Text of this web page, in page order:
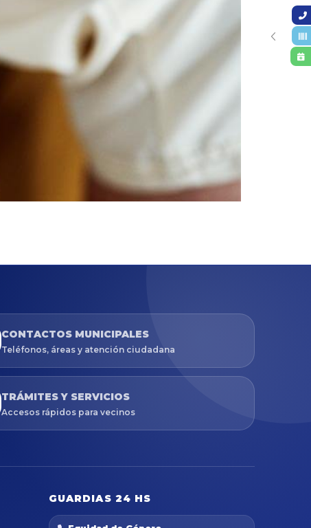
CONTACTOS MUNICIPALES
Teléfonos, áreas y atención ciudadana
TRÁMITES Y SERVICIOS
Accesos rápidos para vecinos
GUARDIAS 24 HS